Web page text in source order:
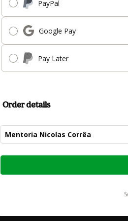
PayPal
Google Pay
Pay Later
Order details
Mentoria Nicolas Corrêa
Total